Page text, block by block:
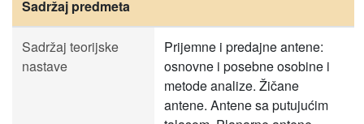
Sadržaj predmeta
Sadržaj teorijske
nastave
Prijemne i predajne antene:
osnovne i posebne osobine i
metode analize. Žičane
antene. Antene sa putujućim